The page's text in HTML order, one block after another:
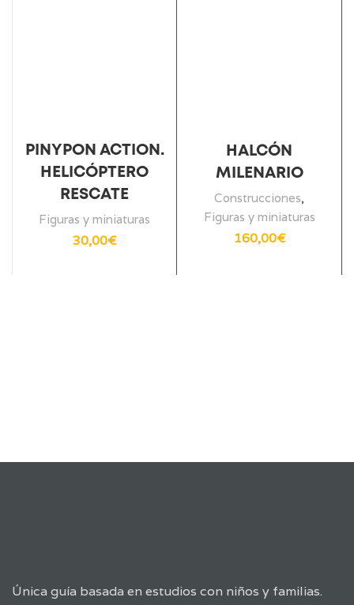
PINYPON ACTION.
HELICÓPTERO
RESCATE
Figuras y miniaturas
30,00€
HALCÓN
MILENARIO
Construcciones,
Figuras y miniaturas
160,00€
Única guía basada en estudios con niños y familias.